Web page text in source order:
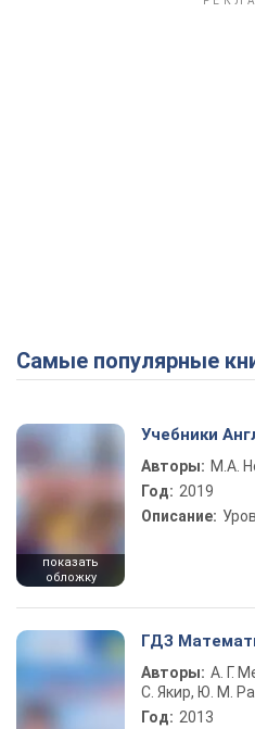
Самые популярные
показать
обложку
Учебники
Авторы: М.А.
Год: 2019
Описание:
ГДЗ
Авторы: А. Г.
С. Якир, Ю. М.
Год: 2013